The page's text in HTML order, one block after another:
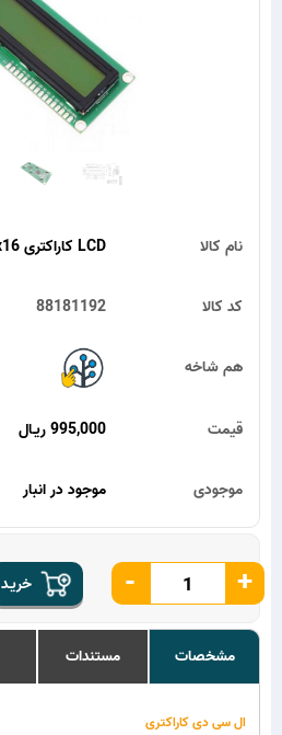
LCD کاراکتری 2x16 بک لایت سبز نام کالا
88181192 کد کالا
هم شاخه
995,000 ریـال قیمت
موجود در انبار موجودی
خریـد - +
مشخصات مستندات
ال سی دی کاراکتری